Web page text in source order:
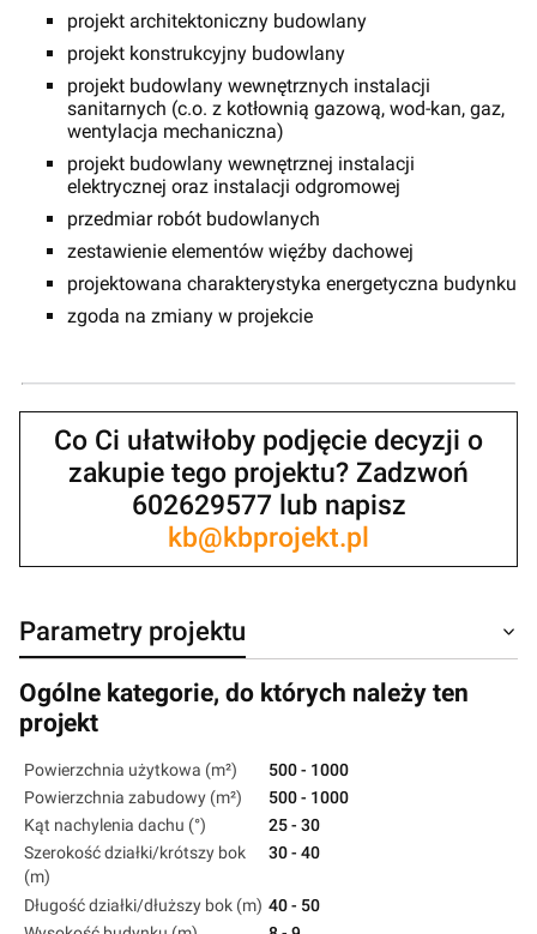
projekt architektoniczny budowlany
projekt konstrukcyjny budowlany
projekt budowlany wewnętrznych instalacji
sanitarnych (c.o. z kotłownią gazową, wod-kan, gaz,
wentylacja mechaniczna)
projekt budowlany wewnętrznej instalacji
elektrycznej oraz instalacji odgromowej
przedmiar robót budowlanych
zestawienie elementów więźby dachowej
projektowana charakterystyka energetyczna budynku
zgoda na zmiany w projekcie
Co Ci ułatwiłoby podjęcie decyzji o
zakupie tego projektu? Zadzwoń
602629577 lub napisz
kb@kbprojekt.pl
Parametry projektu
Ogólne kategorie, do których należy ten
projekt
Powierzchnia użytkowa (m²)
500 - 1000
Powierzchnia zabudowy (m²)
500 - 1000
Kąt nachylenia dachu (°)
25 - 30
Szerokość działki/krótszy bok
(m)
30 - 40
Długość działki/dłuższy bok (m) 40 - 50